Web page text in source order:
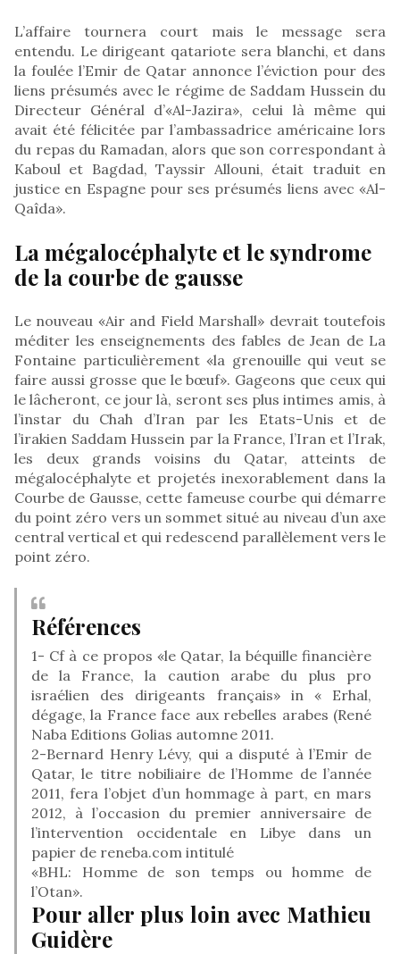
L’affaire tournera court mais le message sera
entendu. Le dirigeant qatariote sera blanchi, et dans
la foulée l’Emir de Qatar annonce l’éviction pour des
liens présumés avec le régime de Saddam Hussein du
Directeur Général d’«Al-Jazira», celui là même qui
avait été félicitée par l’ambassadrice américaine lors
du repas du Ramadan, alors que son correspondant à
Kaboul et Bagdad, Tayssir Allouni, était traduit en
justice en Espagne pour ses présumés liens avec «Al-
Qaîda».
La mégalocéphalyte et le syndrome
de la courbe de gausse
Le nouveau «Air and Field Marshall» devrait toutefois
méditer les enseignements des fables de Jean de La
Fontaine particulièrement «la grenouille qui veut se
faire aussi grosse que le bœuf». Gageons que ceux qui
le lâcheront, ce jour là, seront ses plus intimes amis, à
l’instar du Chah d’Iran par les Etats-Unis et de
l’irakien Saddam Hussein par la France, l’Iran et l’Irak,
les deux grands voisins du Qatar, atteints de
mégalocéphalyte et projetés inexorablement dans la
Courbe de Gausse, cette fameuse courbe qui démarre
du point zéro vers un sommet situé au niveau d’un axe
central vertical et qui redescend parallèlement vers le
point zéro.
Références
1- Cf à ce propos «le Qatar, la béquille financière
de la France, la caution arabe du plus pro
israélien des dirigeants français» in « Erhal,
dégage, la France face aux rebelles arabes (René
Naba Editions Golias automne 2011.
2-Bernard Henry Lévy, qui a disputé à l’Emir de
Qatar, le titre nobiliaire de l’Homme de l’année
2011, fera l’objet d’un hommage à part, en mars
2012, à l’occasion du premier anniversaire de
l’intervention occidentale en Libye dans un
papier de reneba.com intitulé
«BHL: Homme de son temps ou homme de
l’Otan».
Pour aller plus loin avec Mathieu
Guidère